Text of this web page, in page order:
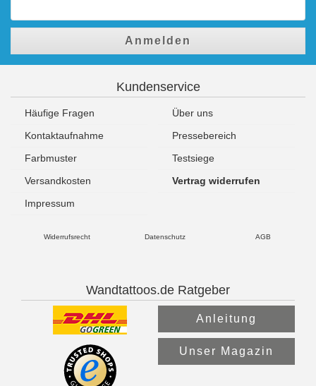
Anmelden
Kundenservice
Häufige Fragen
Über uns
Kontaktaufnahme
Pressebereich
Farbmuster
Testsiege
Versandkosten
Vertrag widerrufen
Impressum
Widerrufsrecht Datenschutz AGB
Wandtattoos.de Ratgeber
Anleitung
Unser Magazin